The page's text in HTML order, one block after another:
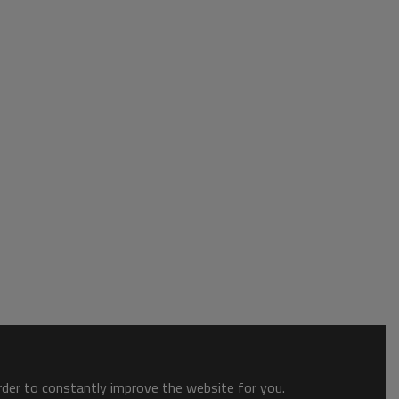
to constantly improve the website for you.